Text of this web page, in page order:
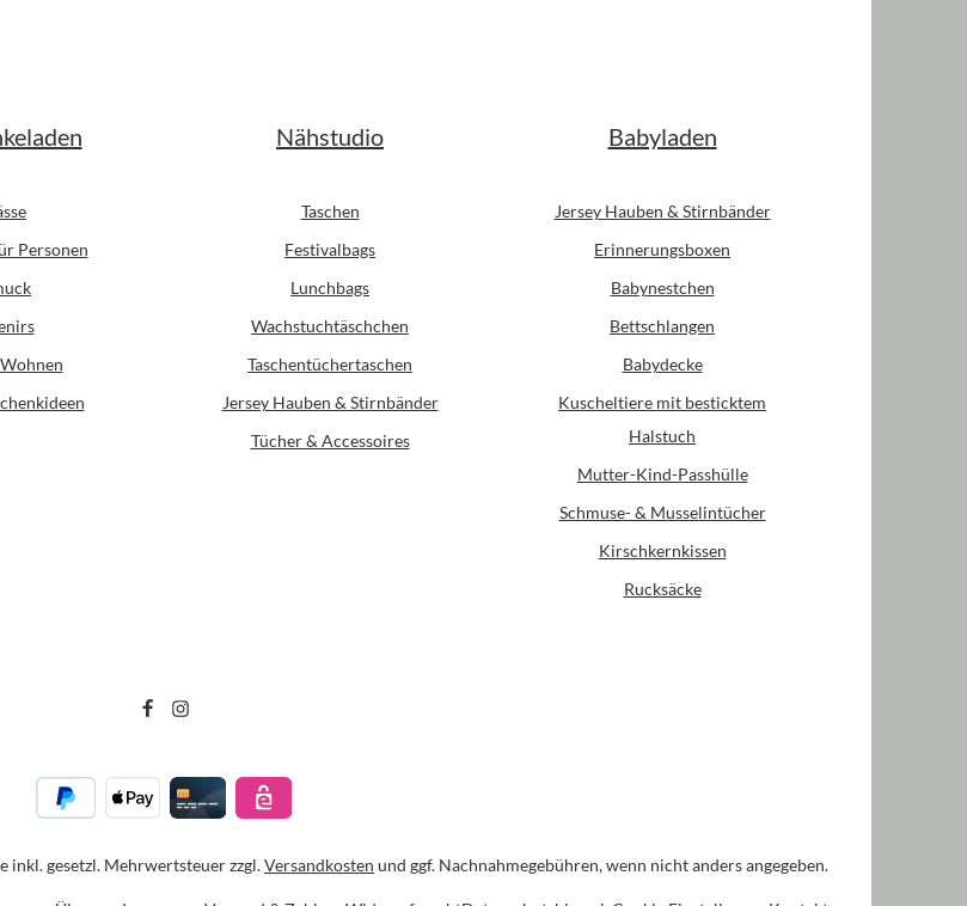
Personen
Nähstudio
Taschen
Festivalbags
Lunchbags
Wachstuchtäschchen
Taschentüchertaschen
Jersey Hauben & Stirnbänder
Tücher & Accessoires
Babyladen
Jersey Hauben & Stirnbänder
Erinnerungsboxen
Babynestchen
Bettschlangen
Babydecke
Kuscheltiere mit besticktem
Halstuch
Mutter-Kind-Passhülle
Schmuse- & Musselintücher
Kirschkernkissen
Rucksäcke
inkl. gesetzl. Mehrwertsteuer zzgl.Versandkosten und ggf. Nachnahmegebühren, wenn nicht anders angegeben.